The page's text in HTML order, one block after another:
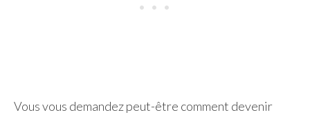
Vous vous demandez peut-être comment devenir